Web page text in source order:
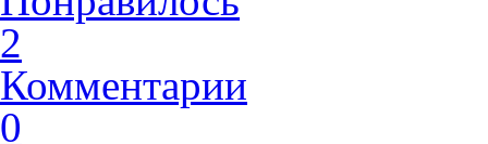
2
Комментарии
0